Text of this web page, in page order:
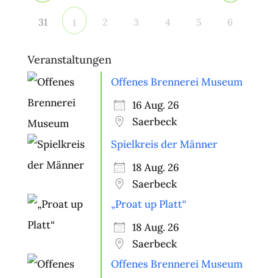
31 1 2 3 4 5 6
Veranstaltungen
Offenes Brennerei Museum
16 Aug. 26
Saerbeck
Spielkreis der Männer
18 Aug. 26
Saerbeck
„Proat up Platt“
18 Aug. 26
Saerbeck
Offenes Brennerei Museum